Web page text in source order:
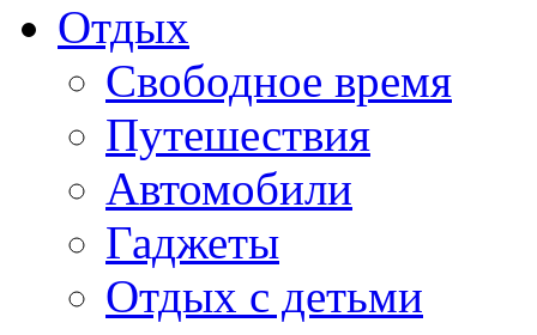
Отдых
Свободное время
Путешествия
Автомобили
Гаджеты
Отдых с детьми